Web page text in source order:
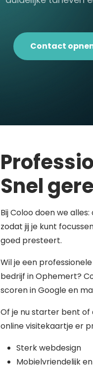
Contact
Snel
Bij Coloo doen we
zodat jij je kunt
goed presteert.
Wil je een
bedrijf in Ophemert?
scoren in Google en
Of je nu starter bent of
online visitekaartje er
Sterk webdesign
Mobielvriendelijk